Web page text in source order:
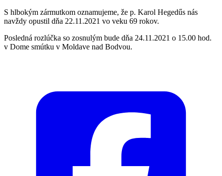
S hlbokým zármutkom oznamujeme, že p. Karol Hegedűs nás
navždy opustil dňa 22.11.2021 vo veku 69 rokov.
Posledná rozlúčka so zosnulým bude dňa 24.11.2021 o 15.00 hod.
v Dome smútku v Moldave nad Bodvou.